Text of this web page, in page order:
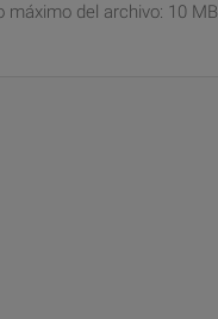
máximo del archivo: 10 MB